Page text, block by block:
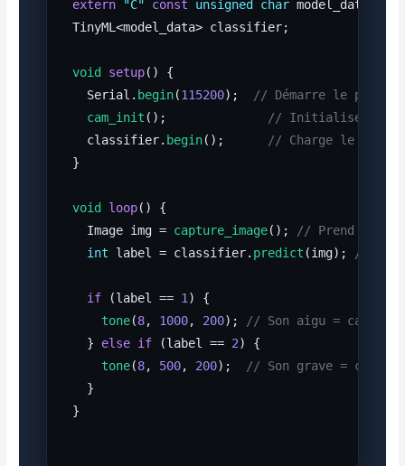
extern "C" const unsigned char model_data[];
TinyML<model_data> classifier;
void setup() {
  Serial.
begin(115200);
// Démarre le port
cam_init ();
// Initialise la
  classifier.
begin();
// Charge le
}
void loop() {
  Image img =
capture_image();
// Prend une
int label = classifier. predict (img); //
if (label == 1 ) {
tone(8, 1000, 200);
// Son aigu =
  }
else if (label == 2) {
tone(8, 500, 200);
// Son grave =
  }
}